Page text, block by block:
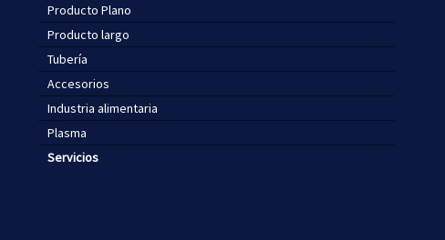
Producto Plano
Producto largo
Tubería
Accesorios
Industria alimentaria
Plasma
Servicios